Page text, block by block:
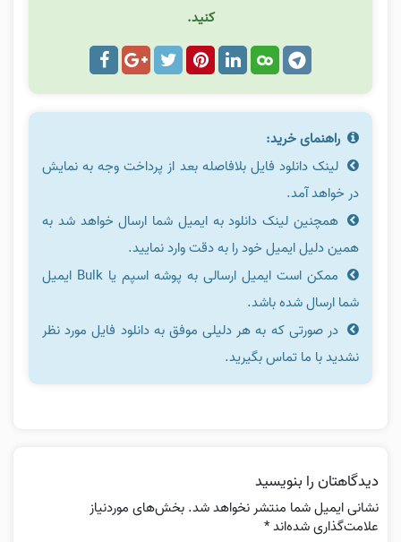
کنید.
راهنمای خرید:
لینک دانلود فایل بلافاصله بعد از پرداخت وجه به نمایش
در خواهد آمد.
همچنین لینک دانلود به ایمیل شما ارسال خواهد شد به
همین دلیل ایمیل خود را به دقت وارد نمایید.
ممکن است ایمیل ارسالی به پوشه اسپم یا Bulk ایمیل
شما ارسال شده باشد.
در صورتی که به هر دلیلی موفق به دانلود فایل مورد نظر
نشدید با ما تماس بگیرید.
دیدگاهتان را بنویسید
نشانی ایمیل شما منتشر نخواهد شد. بخش‌های موردنیاز
علامت‌گذاری شده‌اند*